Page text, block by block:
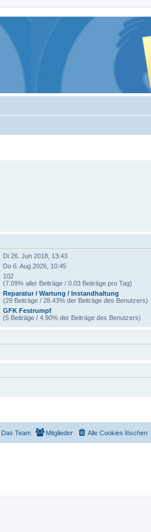
Di 26. Jun 2018, 13:43
Do 6. Aug 2026, 10:45
102
(7.09% aller Beiträge / 0.03 Beiträge pro Tag)
Reparatur / Wartung / Instandhaltung
(29 Beiträge / 28.43% der Beiträge des Benutzers)
GFK Festrumpf
(5 Beiträge / 4.90% der Beiträge des Benutzers)
Alle Cookies löschen
Mitglieder
Das Team